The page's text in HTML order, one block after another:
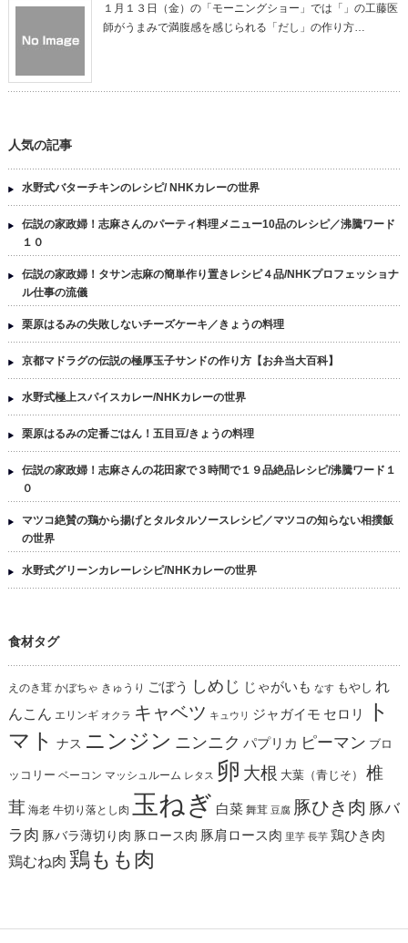
１月１３日（金）の「モーニングショー」では「」の工藤医
師がうまみで満腹感を感じられる「だし」の作り方…
人気の記事
水野式バターチキンのレシピ/ NHKカレーの世界
伝説の家政婦！志麻さんのパーティ料理メニュー10品のレシピ／沸騰ワード
１０
伝説の家政婦！タサン志麻の簡単作り置きレシピ４品/NHKプロフェッショナ
ル仕事の流儀
栗原はるみの失敗しないチーズケーキ／きょうの料理
京都マドラグの伝説の極厚玉子サンドの作り方【お弁当大百科】
水野式極上スパイスカレー/NHKカレーの世界
栗原はるみの定番ごはん！五目豆/きょうの料理
伝説の家政婦！志麻さんの花田家で３時間で１９品絶品レシピ/沸騰ワード１
０
マツコ絶賛の鶏から揚げとタルタルソースレシピ／マツコの知らない相撲飯
の世界
水野式グリーンカレーレシピ/NHKカレーの世界
食材タグ
えのき茸 かぼちゃ きゅうり ごぼう しめじ じゃがいも なす もやし れ
んこん エリンギ オクラ キャベツ キュウリ ジャガイモ セロリ
ト
マト
ナス ニンジン ニンニク パプリカ ピーマン ブロ
ッコリー ベーコン マッシュルーム レタス 卵 大根 大葉（青じそ）
椎
茸 海老 牛切り落とし肉 玉ねぎ 白菜 舞茸 豆腐 豚ひき肉 豚バ
ラ肉 豚バラ薄切り肉 豚ロース肉 豚肩ロース肉 里芋 長芋 鶏ひき肉
鶏むね肉 鶏もも肉